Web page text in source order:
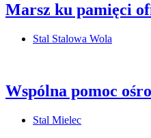
Marsz ku pamięci
Stal Stalowa Wola
Wspólna pomoc
Stal Mielec